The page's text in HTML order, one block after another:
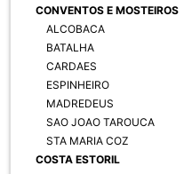
CONVENTOS E MOSTEIROS
ALCOBACA
BATALHA
CARDAES
ESPINHEIRO
MADREDEUS
SAO JOAO TAROUCA
STA MARIA COZ
COSTA ESTORIL